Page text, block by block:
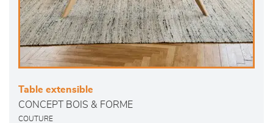
Table extensible
CONCEPT BOIS & FORME
COUTURE